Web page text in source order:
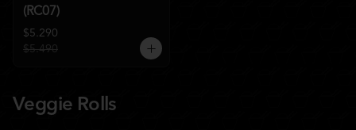
(RC07)
$5.290
$5.490
Veggie Rolls